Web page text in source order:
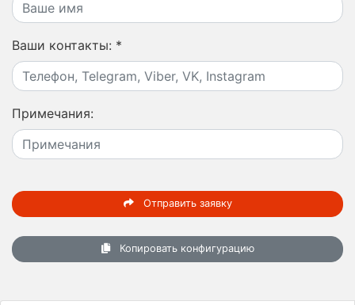
Ваши контакты: *
Примечания:
Отправить заявку
Копировать конфигурацию